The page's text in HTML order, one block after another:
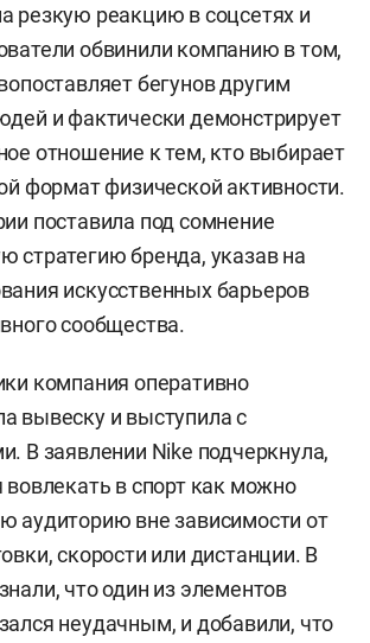
резкую реакцию в соцсетях и
обвинили компанию в том,
бегунов другим
и фактически демонстрирует
отношение к тем, кто выбирает
формат физической активности.
поставила под сомнение
стратегию бренда, указав на
искусственных барьеров
сообщества.
компания оперативно
вывеску и выступила с
В заявлении Nike подчеркнула,
вовлекать в спорт как можно
аудиторию вне зависимости от
скорости или дистанции. В
что один из элементов
неудачным, и добавили, что